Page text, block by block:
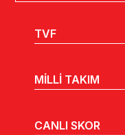
TVF
MİLLİ TAKIM
CANLI SKOR